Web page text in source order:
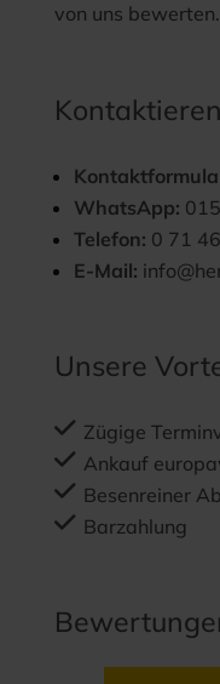
von uns bewerten.
WhatsApp:
Telefon: 0 71
E-Mail:
Unsere
Zügige
Ankauf
Besenreiner
Barzahlung